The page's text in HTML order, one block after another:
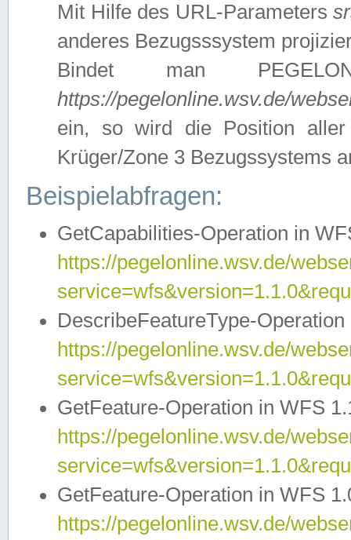
Mit Hilfe des URL-Parameters
anderes Bezugsssystem
Bindet man
https://pegelonline.wsv.de/
ein, so wird die Position
Krüger/Zone 3 Bezugssystems
Beispielabfragen:
GetCapabilities-Operation in
https://pegelonline.wsv.de/
DescribeFeatureType-
https://pegelonline.wsv.de/
GetFeature-Operation in WFS
https://pegelonline.wsv.de/
GetFeature-Operation in WFS
https://pegelonline.wsv.de/